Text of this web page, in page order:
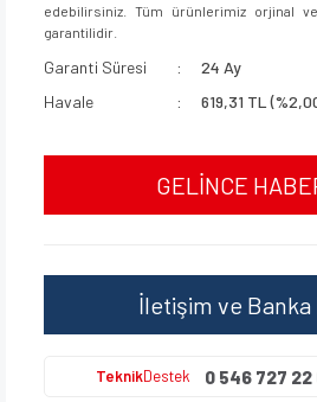
edebilirsiniz. Tüm ürünlerimiz orjinal
garantilidir.
Garanti Süresi
24 Ay
Havale
619,31 TL
GELİNCE
İletişim ve
TeknikDestek 0 546 727 22